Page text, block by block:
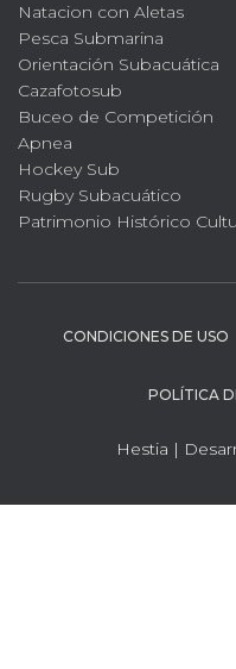
Natacion con Aletas
Pesca Submarina
Orientación Subacuática
Cazafotosub
Buceo de Competición
Apnea
Hockey Sub
Rugby Subacuático
Patrimonio Histórico
CONDICIONES DE USO
POLÍTICA
Hestia |